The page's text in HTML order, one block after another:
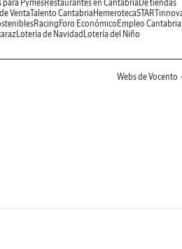
PymesRestaurantes en CantabriaDe tiendas
VentaTalento CantabriaHemeroteca
RacingForo EconómicoEmpleo Cantabria
Lotería de NavidadLotería del Niño
Webs de Vocento